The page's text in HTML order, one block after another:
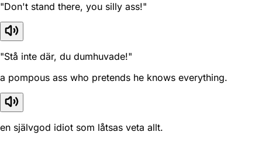
"Don't stand there, you silly ass!"
"Stå inte där, du dumhuvade!"
a pompous ass who pretends he knows everything.
en självgod idiot som låtsas veta allt.